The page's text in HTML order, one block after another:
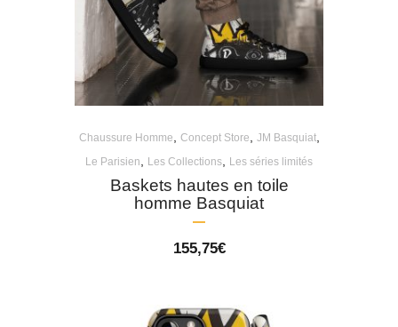
Chaussure Homme Concept Store JM Basquiat,
Le Parisien Les Collections Les séries limités
Baskets hautes en toile
homme Basquiat
155,75€